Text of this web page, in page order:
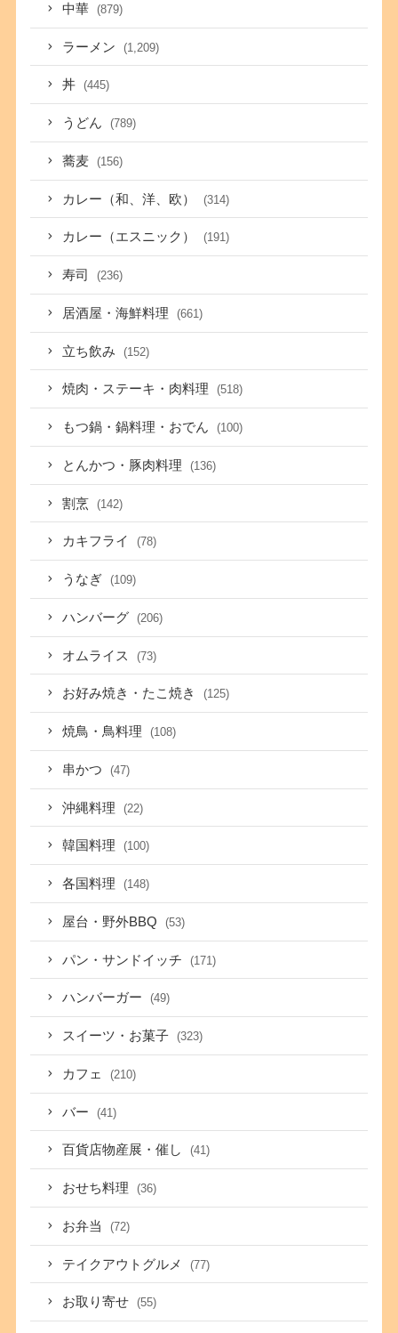
中華 (879)
ラーメン (1,209)
丼 (445)
うどん (789)
蕎麦 (156)
カレー（和、洋、欧） (314)
カレー（エスニック） (191)
寿司 (236)
居酒屋・海鮮料理 (661)
立ち飲み (152)
焼肉・ステーキ・肉料理 (518)
もつ鍋・鍋料理・おでん (100)
とんかつ・豚肉料理 (136)
割烹 (142)
カキフライ (78)
うなぎ (109)
ハンバーグ (206)
オムライス (73)
お好み焼き・たこ焼き (125)
焼鳥・鳥料理 (108)
串かつ (47)
沖縄料理 (22)
韓国料理 (100)
各国料理 (148)
屋台・野外BBQ (53)
パン・サンドイッチ (171)
ハンバーガー (49)
スイーツ・お菓子 (323)
カフェ (210)
バー (41)
百貨店物産展・催し (41)
おせち料理 (36)
お弁当 (72)
テイクアウトグルメ (77)
お取り寄せ (55)